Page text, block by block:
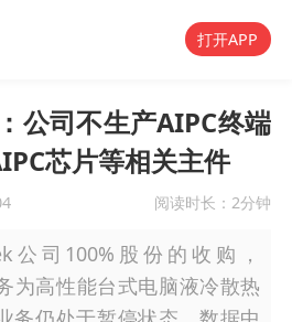
打开APP
公司不生产AIPC终端
芯片等相关主件
阅读时长： 2分钟
公司100%股份的收购，
为高性能台式电脑液冷散热